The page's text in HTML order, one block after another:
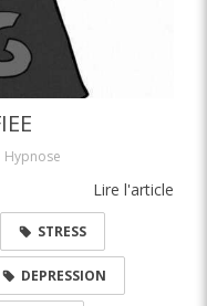
Hypnose
Lire l'article
STRESS
DEPRESSION